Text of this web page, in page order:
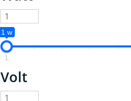
1 w
1
Volt